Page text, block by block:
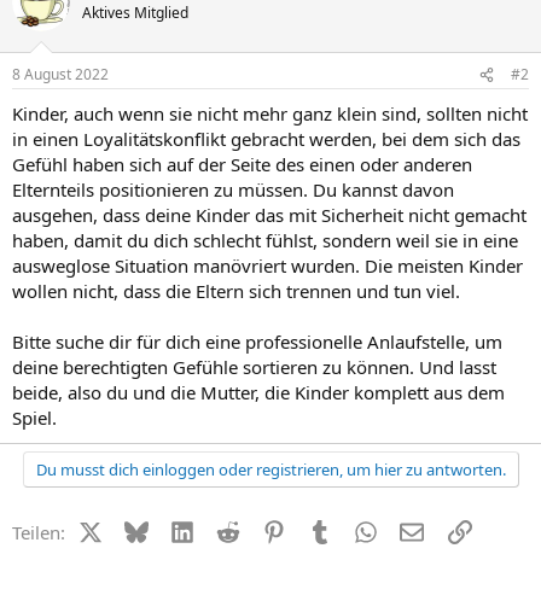
Aktives Mitglied
8 August 2022 #2
Kinder, auch wenn sie nicht mehr ganz klein sind, sollten nicht
in einen Loyalitätskonflikt gebracht werden, bei dem sich das
Gefühl haben sich auf der Seite des einen oder anderen
Elternteils positionieren zu müssen. Du kannst davon
ausgehen, dass deine Kinder das mit Sicherheit nicht gemacht
haben, damit du dich schlecht fühlst, sondern weil sie in eine
ausweglose Situation manövriert wurden. Die meisten Kinder
wollen nicht, dass die Eltern sich trennen und tun viel.
Bitte suche dir für dich eine professionelle Anlaufstelle, um
deine berechtigten Gefühle sortieren zu können. Und lasst
beide, also du und die Mutter, die Kinder komplett aus dem
Spiel.
Du musst dich einloggen oder registrieren, um hier zu antworten.
Teilen: X (Twitter)
BlueskyLinkedIn
Reddit PinterestTumblr WhatsApp
E-MailLink